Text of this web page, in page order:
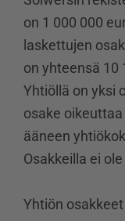
on 1 000 000
laskettujen
on yhteensä 10
Yhtiöllä on yksi
osake
ääneen
Osakkeilla ei
Yhtiön